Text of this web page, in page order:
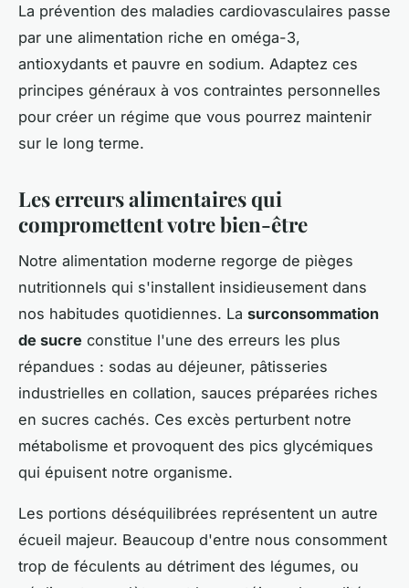
La prévention des maladies cardiovasculaires passe
par une alimentation riche en oméga-3,
antioxydants et pauvre en sodium. Adaptez ces
principes généraux à vos contraintes personnelles
pour créer un régime que vous pourrez maintenir
sur le long terme.
Les erreurs alimentaires qui
compromettent votre bien-être
Notre alimentation moderne regorge de pièges
nutritionnels qui s'installent insidieusement dans
nos habitudes quotidiennes. La surconsommation
de sucre constitue l'une des erreurs les plus
répandues : sodas au déjeuner, pâtisseries
industrielles en collation, sauces préparées riches
en sucres cachés. Ces excès perturbent notre
métabolisme et provoquent des pics glycémiques
qui épuisent notre organisme.
Les portions déséquilibrées représentent un autre
écueil majeur. Beaucoup d'entre nous consomment
trop de féculents au détriment des légumes, ou